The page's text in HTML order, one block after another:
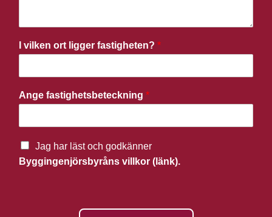
I vilken ort ligger fastigheten? *
Ange fastighetsbeteckning *
Jag har läst och godkänner
Byggingenjörsbyråns villkor (länk).